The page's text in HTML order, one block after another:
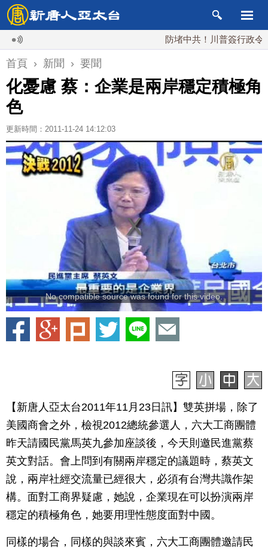
防堵中共！川普簽行政令 對多
首頁 › 新聞 › 要聞
化憂慮 蔡：企業是兩岸穩定積極角
色
更新時間：2011-11-24 14:12:03
No compatible source was found for this video.
【新唐人亞太台2011年11月23日訊】雙英拼場，除了
美國商會之外，檢視2012總統參選人，六大工商團體
昨天請國民黨馬英九參加座談後，今天則邀民進黨蔡
英文對話。會上問到有關兩岸穩定的議題時，蔡英文
說，兩岸社經交流量已經很大，必須有台灣共識作架
構。面對工商界疑慮，她說，企業現在可以扮演兩岸
穩定的積極角色，她要用理性態度面對中國。
同樣的場合，同樣的與談來賓，六大工商團體邀請民